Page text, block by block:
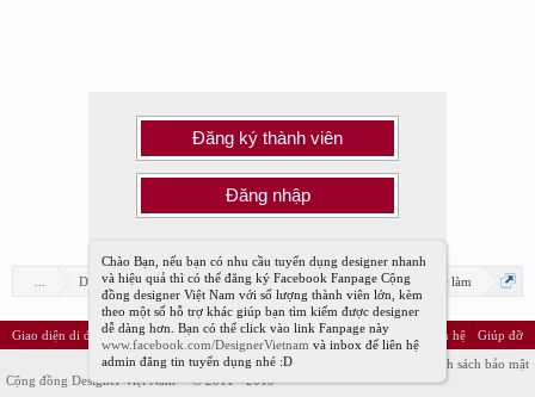
Chào Bạn, nếu bạn có nhu cầu tuyển dụng designer nhanh
và hiệu quả thì có thể đăng ký Facebook Fanpage Cộng
đồng designer Việt Nam với số lượng thành viên lớn, kèm
theo một số hỗ trợ khác giúp bạn tìm kiếm được designer
dễ dàng hơn. Bạn có thể click vào link Fanpage này
www.facebook.com/DesignerVietnam và inbox để liên hệ
admin đăng tin tuyển dụng nhé :D
Đăng ký thành viên
Đăng nhập
Diễn đàn Diễn đàn Designer Việt Nam Tuyển dụng việc làm
Giao diện di động Vietnamese Liên hệ
Giúp đỡ
Điều khoản và Quy định
Chính sách bảo mật
Cộng đồng Designer Việt Nam™ © 2011 - 2019